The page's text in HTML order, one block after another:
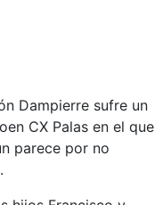
Dampierre sufre un
CX Palas en el que
parece por no